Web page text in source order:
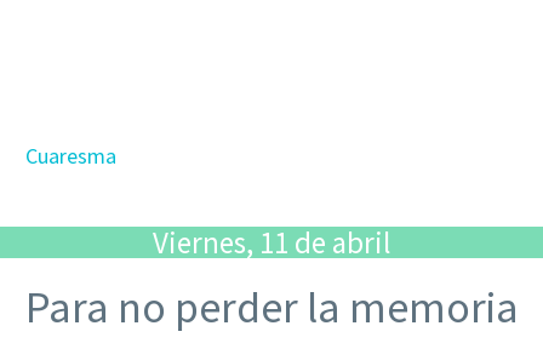
Cuaresma
Viernes, 11 de abril
Para no perder la memoria